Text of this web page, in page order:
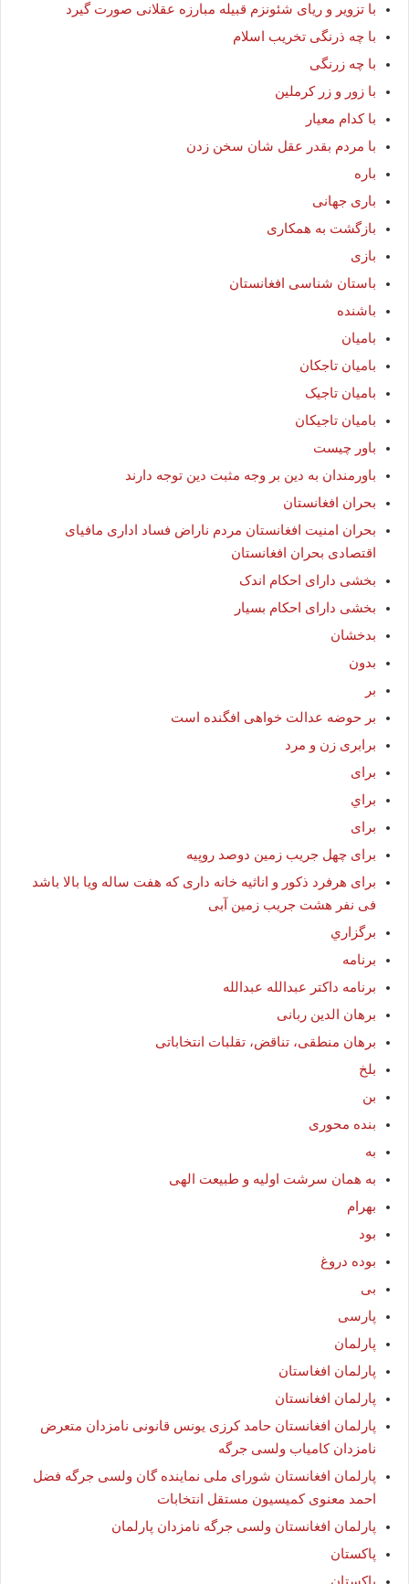
با تزویر و ریای شئونزم قبیله مبارزه عقلانی صورت گیرد
با چه ذرنگی تخریب اسلام
با چه زرنگی
با زور و زر کرملین
با کدام معیار
با مردم بقدر عقل شان سخن زدن
باره
باری جهانی
بازگشت به همکاری
بازی
باستان شناسی افغانستان
باشنده
بامیان
بامیان تاجکان
بامیان تاجیک
بامیان تاجیکان
باور چیست
باورمندان به دین بر وجه مثبت دین توجه دارند
بحران افغانستان
بحران امنیت افغانستان مردم ناراض فساد اداری مافیای
اقتصادی بحران افغانستان
بخشی دارای احکام اندک
بخشی دارای احکام بسیار
بدخشان
بدون
بر
بر حوضه عدالت خواهی افگنده است
برابری زن و مرد
براى
براي
برای
برای چهل جریب زمین دوصد روپیه
برای هرفرد ذکور و اناثیه خانه داری که هفت ساله ویا بالا باشد
فی نفر هشت جریب زمین آبی
برگزاري
برنامه
برنامه داکتر عبدالله عبدالله
برهان الدین ربانی
برهان منطقی، تناقض، تقلبات انتخاباتی
بلخ
بن
بنده محوری
به
به همان سرشت اولیه و طبیعت الهی
بهرام
بود
بوده دروغ
بی
پارسی
پارلمان
پارلمان افغاستان
پارلمان افغانستان
پارلمان افغانستان حامد کرزی یونس قانونی نامزدان متعرض
نامزدان کامیاب ولسی جرگه
پارلمان افغانستان شورای ملی نماینده گان ولسی جرگه فضل
احمد معنوی کمیسیون مستقل انتخابات
پارلمان افغانستان ولسی جرگه نامزدان پارلمان
پاكستان
پاکستان